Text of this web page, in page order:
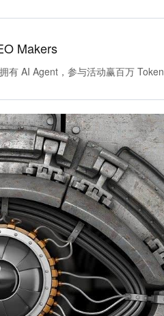
Makers
有 AI Agent，参与活动赢百万 Token